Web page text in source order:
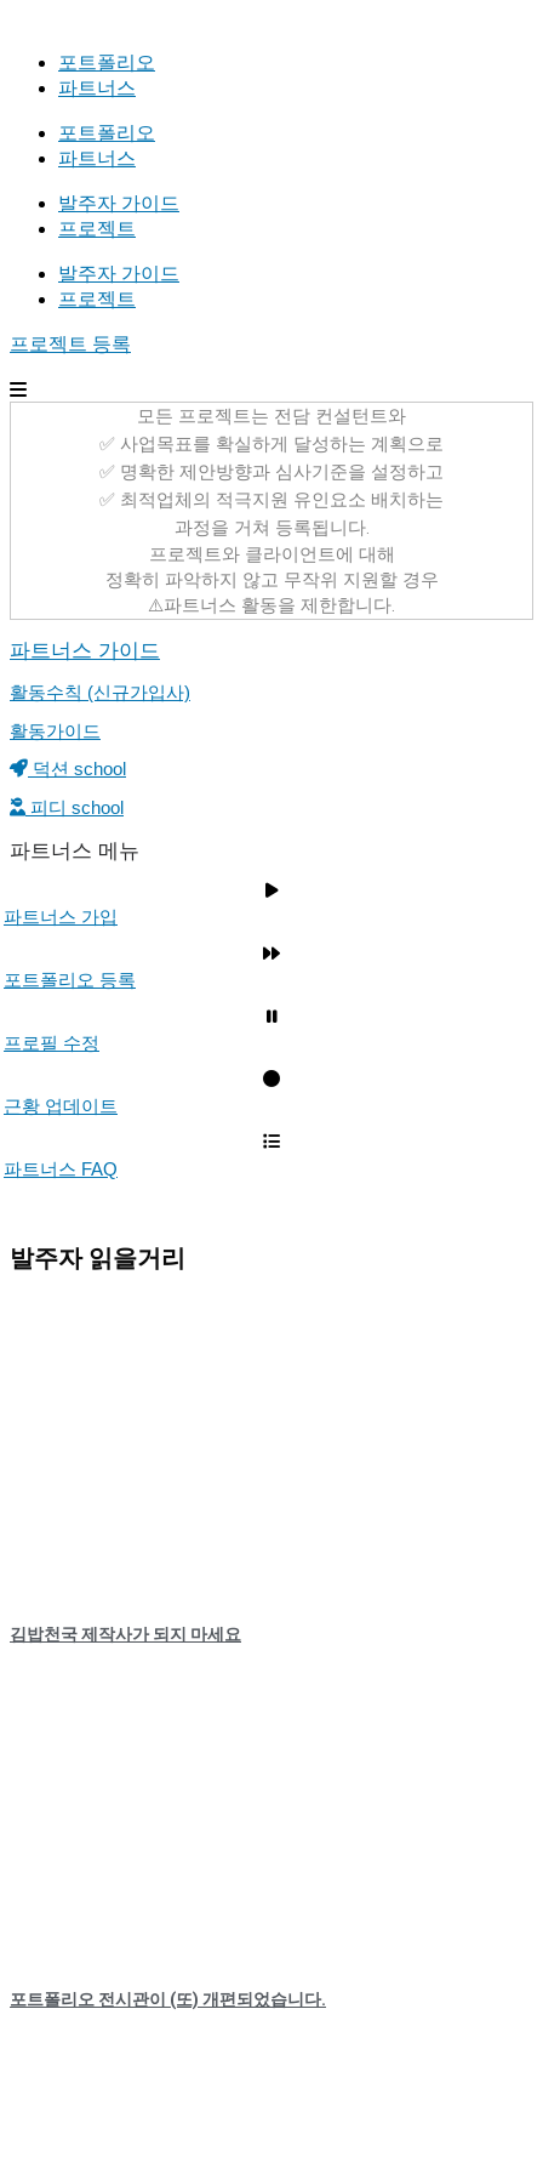
포트폴리오
파트너스
포트폴리오
파트너스
발주자 가이드
프로젝트
발주자 가이드
프로젝트
프로젝트 등록
모든 프로젝트는 전담 컨설턴트와
✅ 사업목표를 확실하게 달성하는 계획으로
✅ 명확한 제안방향과 심사기준을 설정하고
✅ 최적업체의 적극지원 유인요소 배치하는
과정을 거쳐 등록됩니다.
프로젝트와 클라이언트에 대해
정확히 파악하지 않고 무작위 지원할 경우
⚠️파트너스 활동을 제한합니다.
파트너스 가이드
활동수칙 (신규가입사)
활동가이드
덕션 school
피디 school
파트너스 메뉴
파트너스 가입
포트폴리오 등록
프로필 수정
근황 업데이트
파트너스 FAQ
발주자 읽을거리
김밥천국 제작사가 되지 마세요
포트폴리오 전시관이 (또) 개편되었습니다.